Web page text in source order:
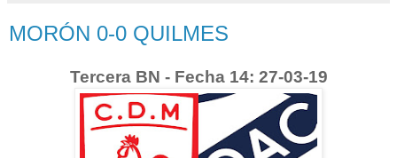
MORÓN 0-0 QUILMES
Tercera BN - Fecha 14: 27-03-19